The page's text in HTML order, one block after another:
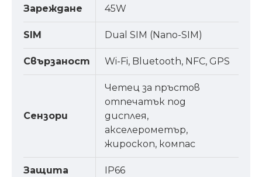
Зареждане 45W
SIM Dual SIM (Nano-SIM)
Свързаност Wi-Fi, Bluetooth, NFC, GPS
Сензори
Четец за пръстов
отпечатък под
дисплея,
акселерометър,
жироскоп, компас
Защита IP66